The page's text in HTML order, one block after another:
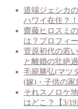
道端ジェシカ
ハワイ在住？！
齋藤ヒロスミ
は？プロフィ
菅原初代の若
と離婚の壮絶
毛籠勝弘(マツ
(嫁)・子供の家
それスノロケ
はどこ？【3/19